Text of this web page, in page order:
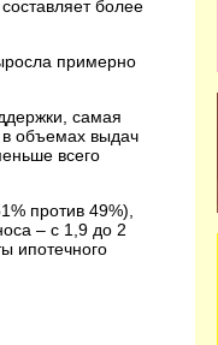
более
примерно
самая
в объемах выдач
всего
против 49%),
– с 1,9 до 2
ипотечного